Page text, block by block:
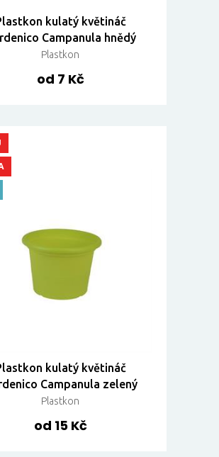
kulatý květináč
Campanula hnědý
Plastkon
od 7 Kč
kulatý květináč
Campanula zelený
Plastkon
od 15 Kč